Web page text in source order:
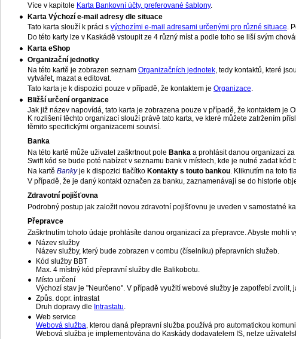
Více v kapitole Karta Bankovní účty, preferované šablony.
Karta Výchozí e-mail adresy dle situace
Tato karta slouží k práci s výchozími e-mail adresami určenými pro různé situace.
Do této karty lze v Kaskádě vstoupit ze 4 různý míst a podle toho se liší svým
Karta eShop
Organizační jednotky
Na této kartě je zobrazen seznam Organizačních jednotek, tedy kontaktů, které
vytvářet, mazat a editovat.
Tato karta je k dispozici pouze v případě, že kontaktem je Organizace.
Bližší určení organizace
Jak již název napovídá, tato karta je zobrazena pouze v případě, že kontaktem
K rozlišení těchto organizací slouží právě tato karta, ve které můžete zatržením
těmito specifickými organizacemi souvisí.
Banka
Na této kartě může uživatel zaškrtnout pole Banka a prohlásit danou organizaci
Swift kód se bude poté nabízet v seznamu bank v místech, kde je nutné zadat
Na kartě Bankyje k dispozici tlačítko Kontakty s touto bankou. Kliknutím na toto
V případě, že je daný kontakt označen za banku, zaznamenávají se do historie
Zdravotní pojišťovna
Podrobný postup jak založit novou zdravotní pojišťovnu je uveden v samostatné
Přepravce
Zaškrtnutím tohoto údaje prohlásíte danou organizací za přepravce. Abyste
Název služby
Název služby, který bude zobrazen v combu (číselníku) přepravních služeb.
Kód služby BBT
Max. 4 místný kód přepravní služby dle Balikobotu.
Místo určení
Výchozí stav je "Neurčeno". V případě využití webové služby je zapotřebí
Způs. dopr. intrastat
Druh dopravy dle Intrastatu.
Web service
Webová služba, kterou daná přepravní služba používá pro automatickou
Webová služba je implementována do Kaskády dodavatelem IS, nelze